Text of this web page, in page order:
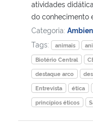
atividades
do conhecimento
Categoria:
Tags:
animais
Biotério Central
destaque arco
Entrevista
ética
princípios éticos